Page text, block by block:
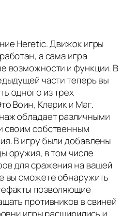
Heretic. Движок игры
а сама игра
возможности и функции. В
части теперь вы
одного из трех
Воин, Клерик и Маг.
обладает различными
своим собственным
В игру были добавлены
оружия, в том числе
для сражения на вашей
вы сможете обнаружить
позволяющие
противников в свиней